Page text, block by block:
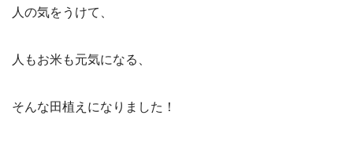
人の気をうけて、
人もお米も元気になる、
そんな田植えになりました！